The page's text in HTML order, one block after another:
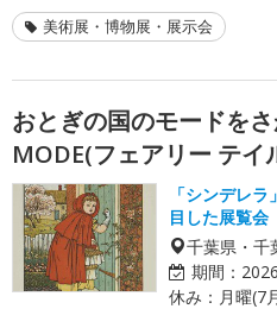
美術展・博物展・展示会
おとぎの国のモードを
MODE(フェアリー テイ
「シンデレ
目した展覧会
千葉県・千
期間：
休み：月曜(7